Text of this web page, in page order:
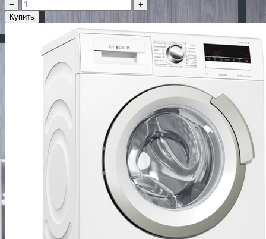
−
+
Купить